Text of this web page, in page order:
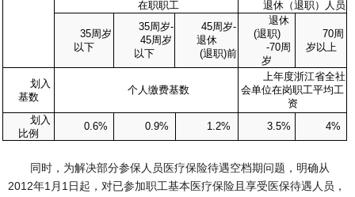
在职职工 退休（退职）人员
35周岁
以下
35周岁-
45周岁
以下
45周岁-
退休
(退职)前
退休
(退职)
-70周
岁
70周
岁以上
划入
基数
个人缴费基数
上年度浙江省全社
会单位在岗职工平均工
资
划入
比例
0.6% 0.9% 1.2% 3.5% 4%
同时，为解决部分参保人员医疗保险待遇空档期问题，明确从
2012年1月1日起，对已参加职工基本医疗保险且享受医保待遇人员，